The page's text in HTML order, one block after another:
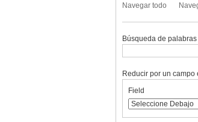
Navegar todo
Búsqueda de palabras
rows
in
Reducir por un campo
de
búsqueda
de
búsqueda
de
búsqueda
de
Búsqueda
Field